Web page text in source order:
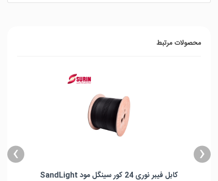
محصولات مرتبط
کابل فیبر نوری 24 کور سینگل مود SandLight
‹
›